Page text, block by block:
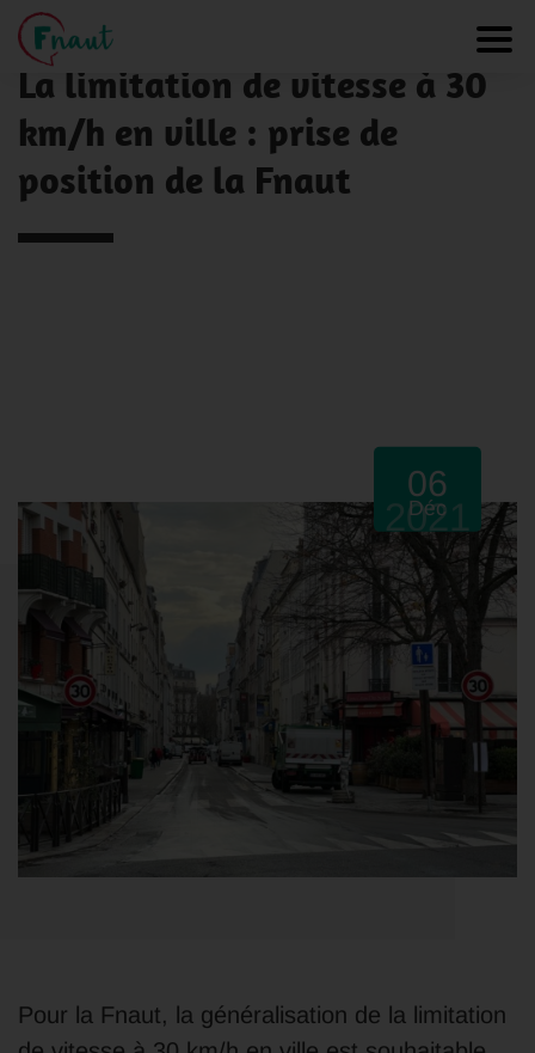
Panneau de gestion des cookies
NOS ACTUALITÉS
La limitation de vitesse à 30
km/h en ville : prise de
position de la Fnaut
06
Déc
2021
Pour la Fnaut, la généralisation de la limitation